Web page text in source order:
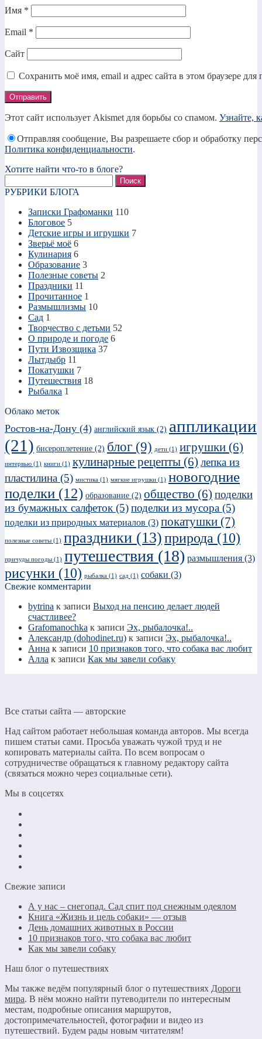
Имя *
Email *
Сайт
Сохранить моё имя, email и адрес сайта в этом браузере
Этот сайт использует Akismet для борьбы со спамом. Узнайте,
Отправляя сообщение, Вы разрешаете сбор и обработку
Политика конфиденциальности.
Хотите найти что-то в блоге?
РУБРИКИ БЛОГА
Записки Графоманки 110
Блоговое 5
Детские игры и игрушки 7
Зверьё моё 6
Кулинария 6
Образование 3
Полезные советы 2
Праздники 11
Прочитанное 1
Размышлизмы 10
Сад 1
Творчество с детьми 52
О природе и погоде 6
Пути Извозщика 37
Лытдыбр 11
Покатушки 7
Путешествия 18
Рыбалка 1
Облако меток
Ростов-на-Дону (4) английский язык (2) аппликации
(21) бисероплетение (2) блог (9) дети (1) игрушки (6)
интервью (1) книги (1) кулинарные рецепты (6) лепка из
пластилина (5) мистика (1) мягкие игрушки (1) новогодние
поделки (12) образование (2) общество (6) поделки
из бумажных салфеток (5)поделки из мусора (5)
поделки из природных материалов (3) покатушки (7)
полезные советы (1) праздники (13)природа (10)
причуды погоды (1) путешествия (18) размышления (3)
рисунки (10) рыбалка (1) сад (1) собаки (3)
Свежие комментарии
bytrina к записи Выход на пенсию делает людей
счастливее?
Grafomanochka к записи Эх, рыбалочка!..
Александр (dohodinet.ru) к записи Эх, рыбалочка!..
Анна к записи 10 признаков того, что собака вас любит
Алла к записи Как мы завели собаку
Все статьи сайта — авторские
Над сайтом работает небольшая команда авторов. Мы всегда
пишем статьи сами. Просьба уважать чужой труд и не
копировать материалы сайта. По всем вопросам о
сотрудничестве обращаться к главному редактору сайта
(связаться можно через социальные сети).
Мы в соцсетях
Свежие записи
А у нас – снегопад. Сад спит под снежным одеялом
Книга «Жизнь и цель собаки» — отзыв
День домашних животных в России
10 признаков того, что собака вас любит
Как мы завели собаку
Наш блог о путешествиях
Мы также ведём популярный блог о путешествиях Дороги
мира. В нём можно найти путеводители по интересным
местам, подробные описания маршрутов,
достопримечательностей, фотографии и видео из
путешествий. Будем рады новым читателям!